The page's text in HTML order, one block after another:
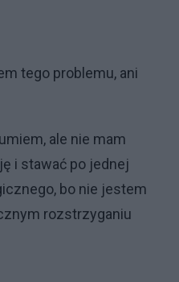
tego problemu, ani
ale nie mam
i stawać po jednej
bo nie jestem
rozstrzyganiu